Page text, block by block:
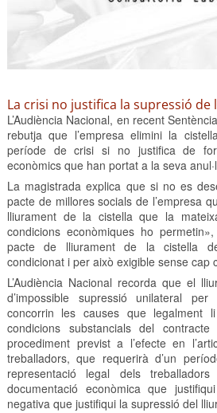
La crisi no justifica la supressió de
L’Audiència Nacional, en recent
rebutja que l’empresa elimini la
període de crisi si no justifica de
econòmics que han portat a la seva
La magistrada explica que si no es
pacte de millores socials de l’empresa
lliurament de la cistella que la
condicions econòmiques ho
pacte de lliurament de la cistella
condicionat i per això exigible sense cap
L’Audiència Nacional recorda que el
d’impossible supressió unilateral
concorrin les causes que legalment
condicions substancials del
procediment previst a l’efecte en
treballadors, que requerirà d’un
representació legal dels
documentació econòmica que
negativa que justifiqui la supressió del